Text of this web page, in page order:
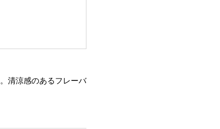
清涼感のあるフレーバ